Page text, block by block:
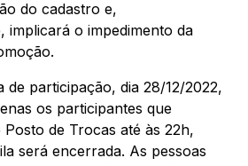
do cadastro e,
implicará o impedimento da
de participação, dia 28/12/2022,
os participantes que
de Trocas até às 22h,
será encerrada. As pessoas